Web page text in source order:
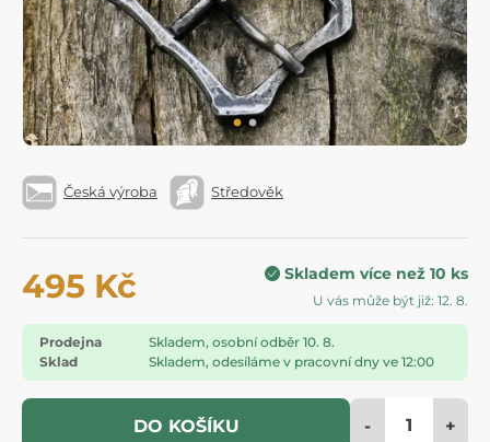
Česká výroba Středověk
495 Kč Skladem více než 10 ks
U vás může být již: 12. 8.
Prodejna
Skladem, osobní odběr 10. 8.
Sklad
Skladem, odesíláme v pracovní dny ve 12:00
DO KOŠÍKU - +